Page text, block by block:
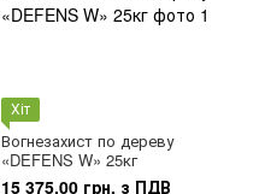
Хіт
Вогнезахист по дереву
«DEFENS W» 25кг
15 375.00 грн. з ПДВ